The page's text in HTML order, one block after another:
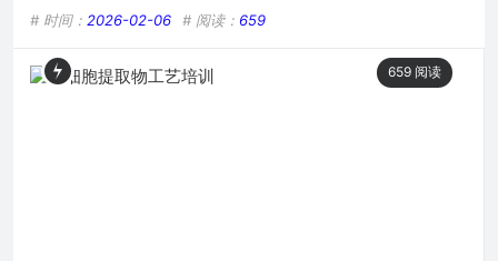
批次生产中，白细胞提取物的成分、功效等关键指标保持一致，
为其在医疗、科研等领域的应用提供坚实保障，避免因工艺波动
导致效果差异，是提升该提取物应用价值与安全性的重要考量。
在生物医学研究领域,白细胞提取物的制备是一项关键且具有重
# 时间： 2026-02-06 # 阅读： 659
659 阅读